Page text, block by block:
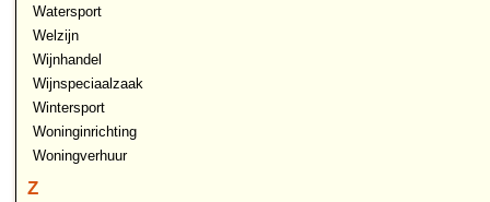
Watersport
Welzijn
Wijnhandel
Wijnspeciaalzaak
Wintersport
Woninginrichting
Woningverhuur
Z